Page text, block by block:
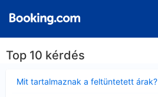
Top 10 kérdés
Mit tartalmaznak a feltüntetett árak?